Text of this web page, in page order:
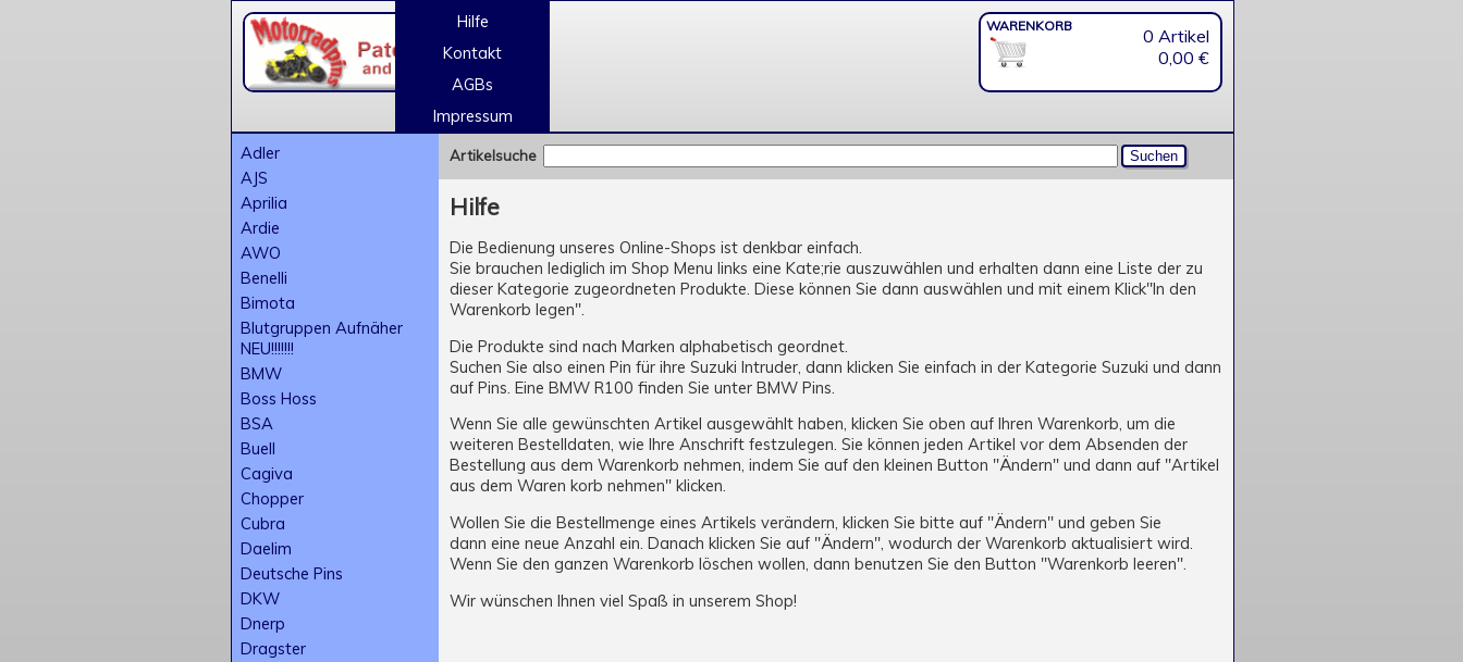
WARENKORB
0 Artikel
0,00 €
Hilfe
Kontakt
AGBs
Impressum
Adler
AJS
Aprilia
Ardie
AWO
Benelli
Bimota
Blutgruppen Aufnäher
NEU!!!!!!!
BMW
Boss Hoss
BSA
Buell
Cagiva
Chopper
Cubra
Daelim
Deutsche Pins
DKW
Dnerp
Dragster
Artikelsuche
Hilfe
Die Bedienung unseres Online-Shops ist denkbar einfach.
Sie brauchen lediglich im Shop Menu links eine Kate;rie auszuwählen und erhalten dann eine Liste der zu
dieser Kategorie zugeordneten Produkte. Diese können Sie dann auswählen und mit einem Klick"In den
Warenkorb legen".
Die Produkte sind nach Marken alphabetisch geordnet.
Suchen Sie also einen Pin für ihre Suzuki Intruder, dann klicken Sie einfach in der Kategorie Suzuki und dann
auf Pins. Eine BMW R100 finden Sie unter BMW Pins.
Wenn Sie alle gewünschten Artikel ausgewählt haben, klicken Sie oben auf Ihren Warenkorb, um die
weiteren Bestelldaten, wie Ihre Anschrift festzulegen. Sie können jeden Artikel vor dem Absenden der
Bestellung aus dem Warenkorb nehmen, indem Sie auf den kleinen Button "Ändern" und dann auf "Artikel
aus dem Waren korb nehmen" klicken.
Wollen Sie die Bestellmenge eines Artikels verändern, klicken Sie bitte auf "Ändern" und geben Sie
dann eine neue Anzahl ein. Danach klicken Sie auf "Ändern", wodurch der Warenkorb aktualisiert wird.
Wenn Sie den ganzen Warenkorb löschen wollen, dann benutzen Sie den Button "Warenkorb leeren".
Wir wünschen Ihnen viel Spaß in unserem Shop!